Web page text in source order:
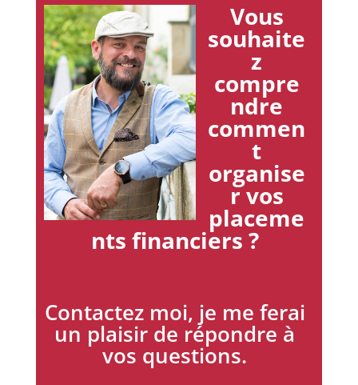
Vous
souhaite
z
compre
ndre
commen
t
organise
r vos
placeme
nts financiers ?
Contactez moi, je me ferai
un plaisir de répondre à
vos questions.